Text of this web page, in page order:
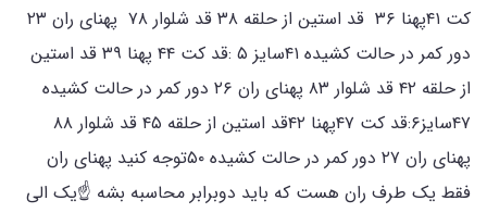
کت ۴۱پهنا ۳۶ قد استین از حلقه ۳۸ قد شلوار ۷۸ پهنای ران ۲۳
دور کمر در حالت کشیده ۴۱سایز ۵ :قد کت ۴۴ پهنا ۳۹ قد استین
از حلقه ۴۲ قد شلوار ۸۳ پهنای ران ۲۶ دور کمر در حالت کشیده
۴۷سایز۶:قد کت ۴۷پهنا ۴۲قد استین از حلقه ۴۵ قد شلوار ۸۸
پهنای ران ۲۷ دور کمر در حالت کشیده ۵۰توجه کنید پهنای ران
فقط یک طرف ران هست که باید دوبرابر محاسبه بشه ☝️یک الی